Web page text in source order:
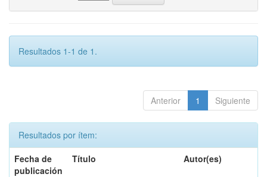
Resultados 1-1 de 1.
Anterior 1 Siguiente
Resultados por ítem:
Fecha de
publicación
Título Autor(es)